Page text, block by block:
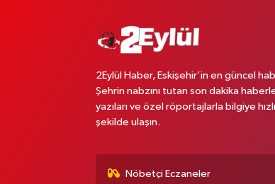
2Eylül Haber, Eskişehir’in en güncel
Şehrin nabzını tutan son dakika
yazıları ve özel röportajlarla bilgiye
şekilde ulaşın.
Nöbetçi Eczaneler